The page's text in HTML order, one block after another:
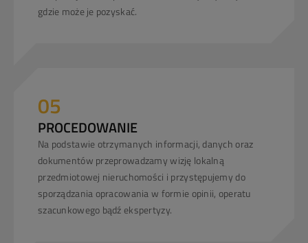
gdzie może je pozyskać.
05
PROCEDOWANIE
Na podstawie otrzymanych informacji, danych oraz
dokumentów przeprowadzamy wizję lokalną
przedmiotowej nieruchomości i przystępujemy do
sporządzania opracowania w formie opinii, operatu
szacunkowego bądź ekspertyzy.